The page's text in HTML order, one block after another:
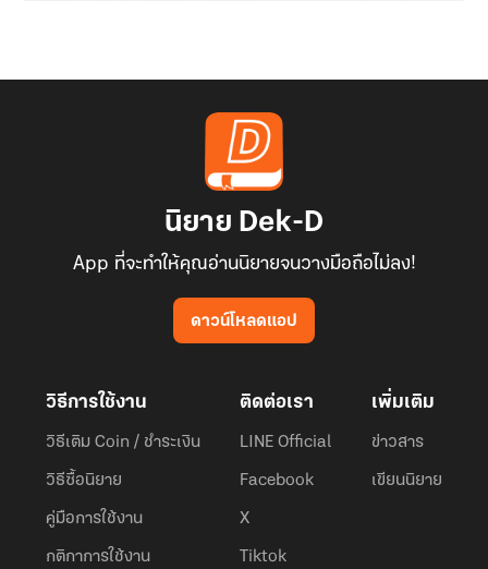
นิยาย Dek-D
App ที่จะทำให้คุณอ่านนิยายจนวางมือถือไม่ลง!
ดาวน์โหลดแอป
วิธีการใช้งาน
วิธีเติม Coin / ชำระเงิน
วิธีซื้อนิยาย
คู่มือการใช้งาน
กติกาการใช้งาน
ติดต่อเรา
LINE Official
Facebook
X
Tiktok
เพิ่มเติม
ข่าวสาร
เขียนนิยาย